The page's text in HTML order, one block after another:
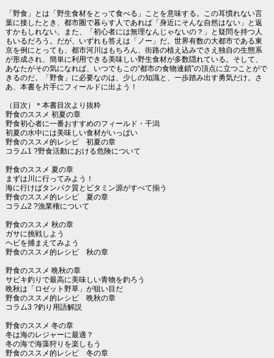
「野食」とは「野生食材をとって食べる」ことを意味する。この耳慣れない言
葉に接したとき、都市圏で暮らす人であれば「身近にそんな自然はない」と返
すかもしれない。また、「初心者には無理なんじゃないの？」と疑問を持つ人
もいるだろう。だが、いずれも答えは「ノー」だ。世界有数の大都市である東
京を例にとっても、都市河川はもちろん、街路の植え込みでさえ独自の生態系
が形成され、簡単に利用できる美味しい野生食材が多数隠れている。そして、
あなたがその気になれば、いつでもこの“都市の食物連鎖”の頂点に立つことがで
きるのだ。「野食」に必要なのは、少しの知識と、一歩踏み出す勇気だけ。さ
あ、本書を片手にフィールドに出よう！
（目次）＊本書目次より抜粋
野食のススメ 初夏の章
野食初心者に一番おすすめのフィールド・干潟
初夏の水中には美味しい食材がいっぱい
野食のススメ的レシピ 初夏の章
コラム1 ?野食活動における危険について
野食のススメ 夏の章
まずは川に行ってみよう！
海に行けばタンパク質とビタミン源がすべて揃う
野食のススメ的レシピ 夏の章
コラム2 ?漁業権について
野食のススメ 秋の章
ガサに挑戦しよう
ヘビを捕まえてみよう
野食のススメ的レシピ 秋の章
野食のススメ 晩秋の章
サビキ釣りで最高に美味しい青物を釣ろう
晩秋は「ロゼット野草」が狙い目だ
野食のススメ的レシピ 晩秋の章
コラム3 ?釣り用語解説
野食のススメ 冬の章
冬は海のレジャーに最適？
冬の海で海藻狩りを楽しもう
野食のススメ的レシピ 冬の章